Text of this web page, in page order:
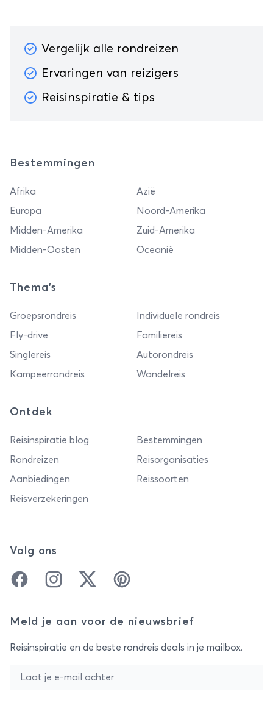
Vergelijk alle rondreizen
Ervaringen van reizigers
Reisinspiratie & tips
Bestemmingen
Afrika
Azië
Europa
Noord-Amerika
Midden-Amerika
Zuid-Amerika
Midden-Oosten
Oceanië
Thema's
Groepsrondreis
Individuele rondreis
Fly-drive
Familiereis
Singlereis
Autorondreis
Kampeerrondreis
Wandelreis
Ontdek
Reisinspiratie blog
Bestemmingen
Rondreizen
Reisorganisaties
Aanbiedingen
Reissoorten
Reisverzekeringen
Volg ons
FacebookInstagramTwitter Pinterest
Meld je aan voor de nieuwsbrief
Reisinspiratie en de beste rondreis deals in je mailbox.